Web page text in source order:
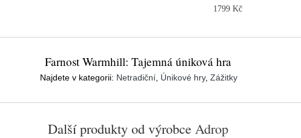
1799 Kč
Farnost Warmhill: Tajemná úniková hra
Najdete v kategorii: Netradiční Únikové hry, Zážitky
Další produkty od výrobce Adrop